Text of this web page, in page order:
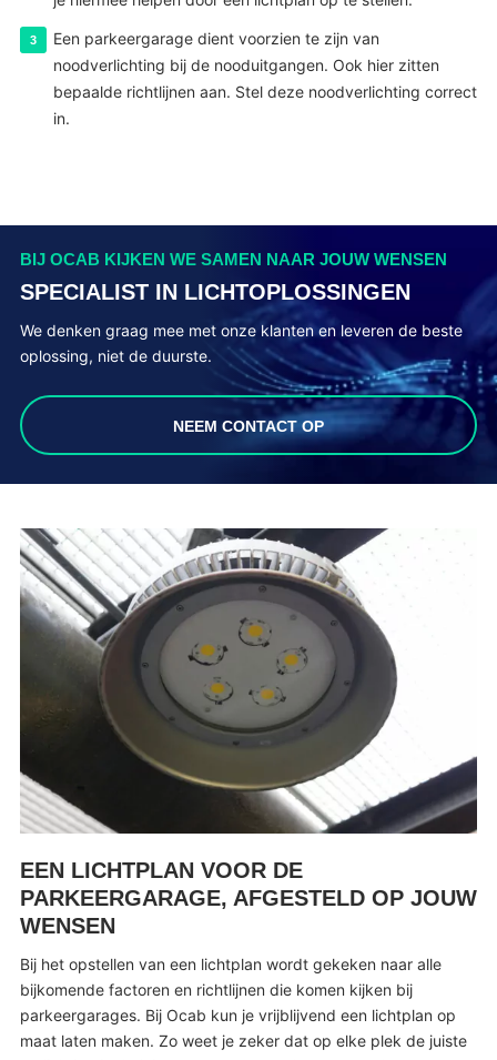
Een parkeergarage dient voorzien te zijn van
noodverlichting bij de nooduitgangen. Ook hier zitten
bepaalde richtlijnen aan. Stel deze noodverlichting correct
in.
BIJ OCAB KIJKEN WE SAMEN NAAR JOUW WENSEN
SPECIALIST IN LICHTOPLOSSINGEN
We denken graag mee met onze klanten en leveren de beste
oplossing, niet de duurste.
NEEM CONTACT OP
EEN LICHTPLAN VOOR DE
PARKEERGARAGE, AFGESTELD OP JOUW
WENSEN
Bij het opstellen van een lichtplan wordt gekeken naar alle
bijkomende factoren en richtlijnen die komen kijken bij
parkeergarages. Bij Ocab kun je vrijblijvend een lichtplan op
maat laten maken. Zo weet je zeker dat op elke plek de juiste